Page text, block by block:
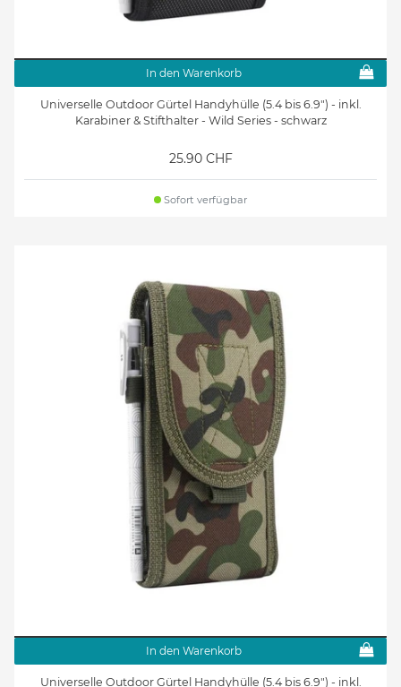
In den Warenkorb
Universelle Outdoor Gürtel Handyhülle (5.4 bis 6.9") - inkl.
Karabiner & Stifthalter - Wild Series - schwarz
25.90 CHF
Sofort verfügbar
In den Warenkorb
Universelle Outdoor Gürtel Handyhülle (5.4 bis 6.9") - inkl.